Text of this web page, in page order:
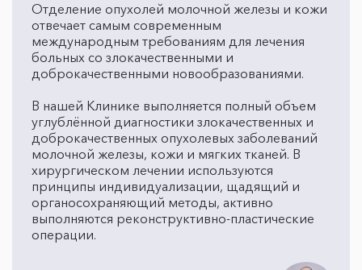
Отделение опухолей молочной железы и кожи
отвечает самым современным
международным требованиям для лечения
больных со злокачественными и
доброкачественными новообразованиями.
В нашей Клинике выполняется полный объем
углублённой диагностики злокачественных и
доброкачественных опухолевых заболеваний
молочной железы, кожи и мягких тканей. В
хирургическом лечении используются
принципы индивидуализации, щадящий и
органосохраняющий методы, активно
выполняются реконструктивно-пластические
операции.